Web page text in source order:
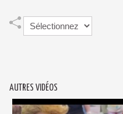
AUTRES VIDÉOS